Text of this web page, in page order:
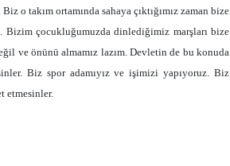
o takım ortamında sahaya çıktığımız zaman bize
Bizim çocukluğumuzda dinlediğimiz marşları bize
ve önünü almamız lazım. Devletin de bu konuda
Biz spor adamıyız ve işimizi yapıyoruz. Biz
etmesinler.